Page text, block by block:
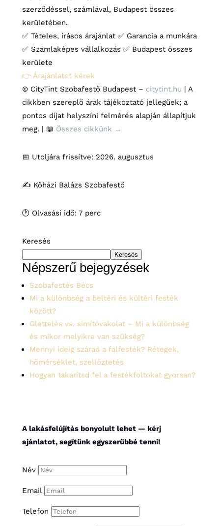
szerződéssel, számlával, Budapest összes
kerületében.
✅ Tételes, írásos árajánlat ✅ Garancia a munkára
✅ Számlaképes vállalkozás ✅ Budapest összes
kerülete
👉 Árajánlatot kérek
© CityTint Szobafestő Budapest – citytint.hu | A
cikkben szereplő árak tájékoztató jellegűek; a
pontos díjat helyszíni felmérés alapján állapítjuk
meg. | 📖 Összes cikkünk →
📅 Utoljára frissítve: 2026. augusztus
✍️ Kőházi Balázs Szobafestő
🕐 Olvasási idő: 7 perc
Keresés
Keresés
Népszerű bejegyzések
Szobafestés Bécs
Mi a különbség a beltéri és kültéri festék
között?
Glettelés vs. simítóvakolat – Mi a különbség
és mikor melyikre van szükség?
Mennyi ideig szárad a falfesték? Rétegek,
hőmérséklet, szellőztetés
Hogyan takarítsd fel a festékfoltokat gyorsan?
A lakásfelújítás bonyolult lehet — kérj
ajánlatot, segítünk egyszerűbbé tenni!
Név
Email
Telefon